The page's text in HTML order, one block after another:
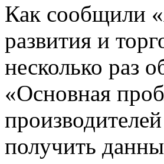
Как сообщили
развития и
несколько раз
«Основная
получить